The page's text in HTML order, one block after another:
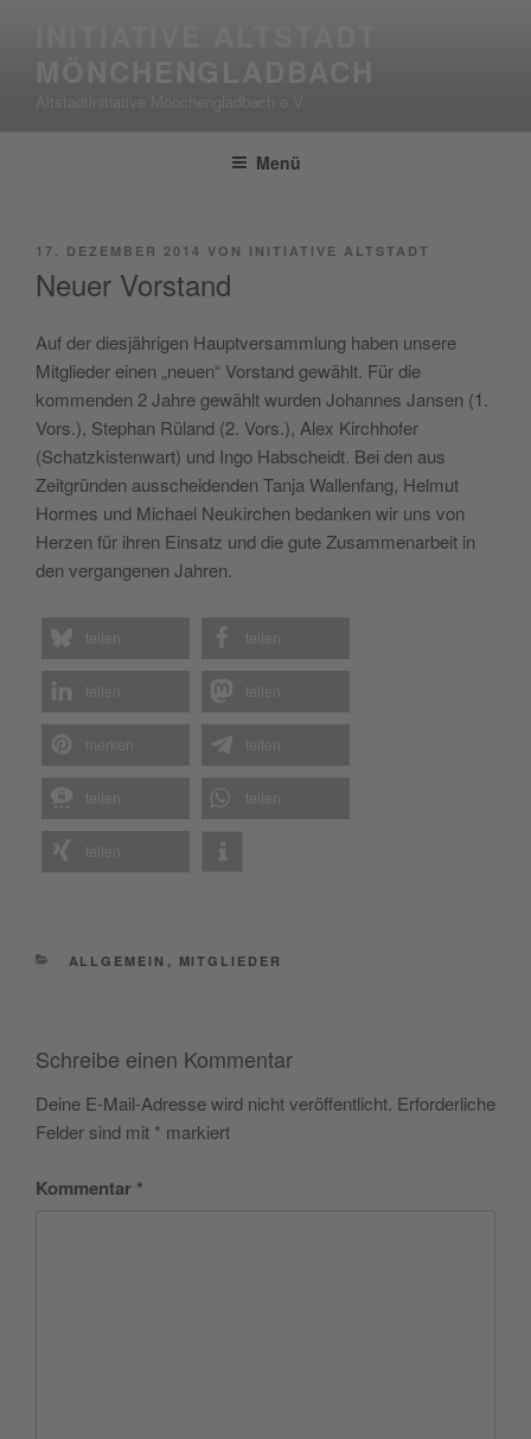
Menü
VERÖFFENTLICHT
17. DEZEMBER 2014 VON INITIATIVE ALTSTADT
Neuer Vorstand
Auf der diesjährigen Hauptversammlung haben unsere
Mitglieder einen „neuen“ Vorstand gewählt. Für die
kommenden 2 Jahre gewählt wurden Johannes Jansen (1.
Vors.), Stephan Rüland (2. Vors.), Alex Kirchhofer
(Schatzkistenwart) und Ingo Habscheidt. Bei den aus
Zeitgründen ausscheidenden Tanja Wallenfang, Helmut
Hormes und Michael Neukirchen bedanken wir uns von
Herzen für ihren Einsatz und die gute Zusammenarbeit in
den vergangenen Jahren.
teilen teilen
teilen teilen
teilen
teilen teilen
teilen
KATEGORIEN
ALLGEMEIN , MITGLIEDER
Schreibe einen Kommentar
Deine E-Mail-Adresse wird nicht veröffentlicht. Erforderliche
Felder sind mit * markiert
Kommentar *